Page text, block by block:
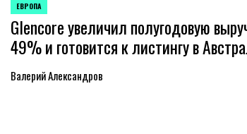
ОПУБЛИКОВАНО
В
ЕВРОПА
Glencore увеличил полугодовую
49% и готовится к листингу в
Валерий Александров